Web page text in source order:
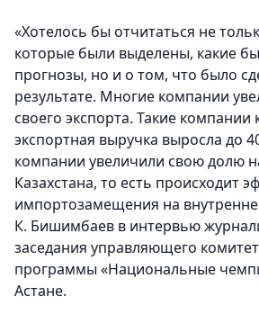
«Хотелось бы отчитаться не
которые были выделены, какие
прогнозы, но и о том, что было
результате. Многие компании
своего экспорта. Такие компании
экспортная выручка выросла до
компании увеличили свою долю
Казахстана, то есть происходит
импортозамещения на
К. Бишимбаев в интервью
заседания управляющего
программы «Национальные
Астане.